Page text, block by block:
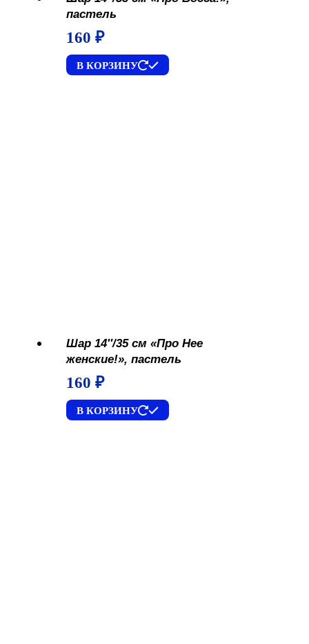
пастель
160 ₽
В КОРЗИНУ
Шар 14″/35 см «Про Нее
женские!», пастель
160 ₽
В КОРЗИНУ